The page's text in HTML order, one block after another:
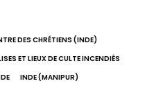
DES CHRÉTIENS (INDE)
ET LIEUX DE CULTE INCENDIÉS
INDE (MANIPUR)